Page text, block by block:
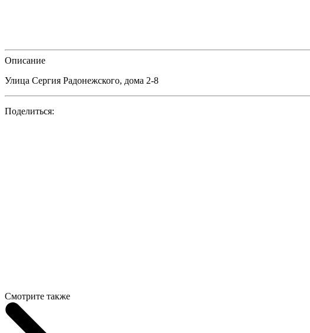
Описание
Улица Сергия Радонежского, дома 2-8
Поделиться:
Смотрите также